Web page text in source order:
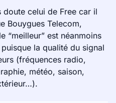
doute celui de Free car il
Bouygues Telecom,
“meilleur” est néanmoins
la qualité du signal
(fréquences radio,
météo, saison,